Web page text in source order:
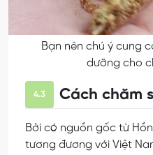
Bạn nên chú ý cung
dưỡng cho
4.3 Cách chăm
Bởi có nguồn gốc từ
tương đương với Việt